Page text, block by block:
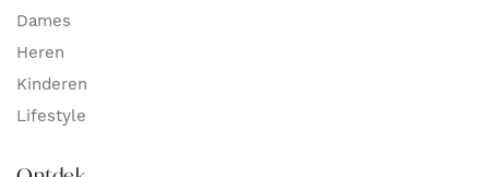
Dames
Heren
Kinderen
Lifestyle